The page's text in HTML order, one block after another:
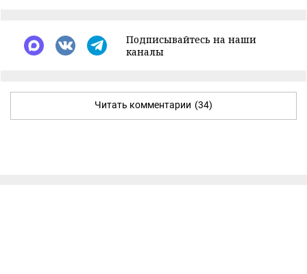
Подписывайтесь на наши
каналы
Читать комментарии (34)